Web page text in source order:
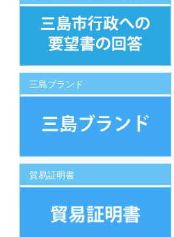
三島ブランド
貿易証明書